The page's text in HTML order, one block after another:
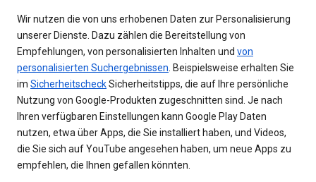
Wir nutzen die von uns erhobenen Daten zur Personalisierung
unserer Dienste. Dazu zählen die Bereitstellung von
Empfehlungen, von personalisierten Inhalten und von
personalisierten Suchergebnissen . Beispielsweise erhalten Sie
im SicherheitscheckSicherheitstipps, die auf Ihre persönliche
Nutzung von Google-Produkten zugeschnitten sind. Je nach
Ihren verfügbaren Einstellungen kann Google Play Daten
nutzen, etwa über Apps, die Sie installiert haben, und Videos,
die Sie sich auf YouTube angesehen haben, um neue Apps zu
empfehlen, die Ihnen gefallen könnten.